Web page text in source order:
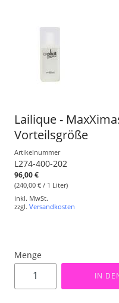
Lailique -
Vorteilsgröße
Artikelnummer
L274-400-202
96,00 €
(240,00 € / 1 Liter)
inkl. MwSt.
zzgl. Versandkosten
Menge
IN